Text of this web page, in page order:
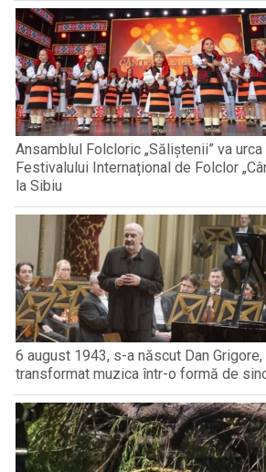
Ansamblul Folcloric „Săliștenii” va
Festivalului Internațional de Folclor
la Sibiu
6 august 1943, s-a născut Dan
transformat muzica într-o formă de